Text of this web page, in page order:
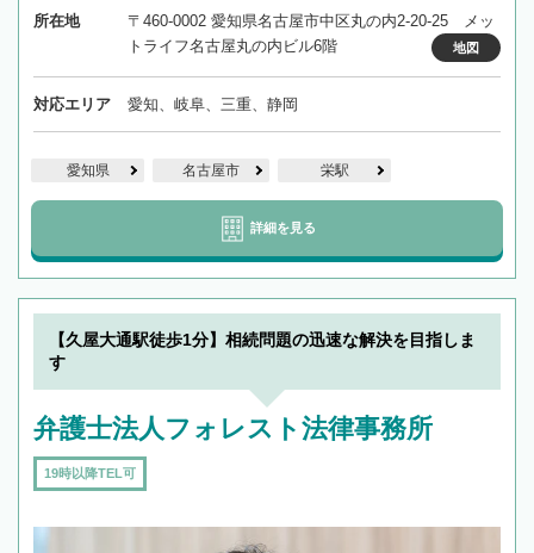
所在地
〒460-0002 愛知県名古屋市中区丸の内2-20-25 メッ
トライフ名古屋丸の内ビル6階
地図
対応エリア 愛知、岐阜、三重、静岡
愛知県 名古屋市 栄駅
詳細を見る
【久屋大通駅徒歩1分】相続問題の迅速な解決を目指しま
す
弁護士法人フォレスト法律事務所
19時以降TEL可